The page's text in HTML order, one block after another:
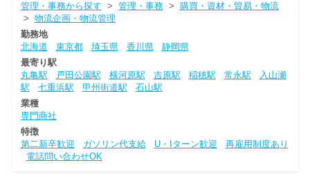
管理・事務から探す > 管理・事務> 購買・資材・貿易・物流
> 物流企画・物流管理
勤務地
北海道
東京都 埼玉県 香川県
静岡県
最寄り駅
丸亀駅
戸田公園駅 横河原駅 吉原駅 稲穂駅 常永駅
入山瀬
駅
七重浜駅 甲州街道駅
石山駅
業種
専門商社
特徴
第二新卒歓迎
ガソリン代支給 U・Iターン歓迎
再雇用制度あり
電話問い合わせOK